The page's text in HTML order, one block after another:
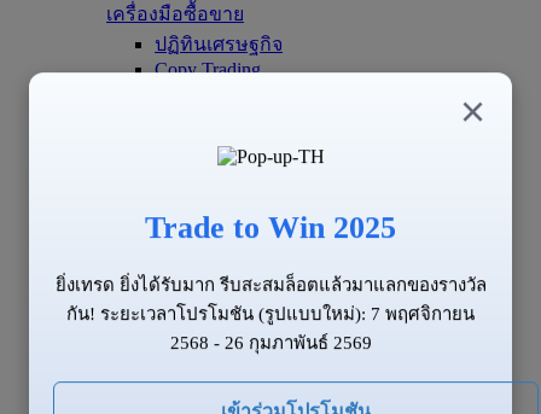
เครื่องมือซื้อขาย
ปฏิทินเศรษฐกิจ
Copy Trading
ข้อมูลของตลาด
ข่าวสาร
×
Trade to Win 2025
ยิ่งเทรด ยิ่งได้รับมาก รีบสะสมล็อตแล้วมาแลกของรางวัล
กัน! ระยะเวลาโปรโมชัน (รูปแบบใหม่): 7 พฤศจิกายน
2568 - 26 กุมภาพันธ์ 2569